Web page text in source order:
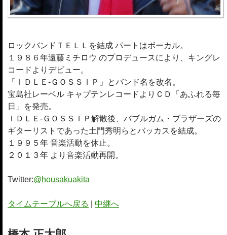
ロックバンドＴＥＬＬを結成 パートはボーカル。
１９８６年遠藤ミチロウ のプロデュースにより、キングレ
コードよりデビュー。
「ＩＤＬＥ-ＧＯＳＳＩＰ」とバンド名を改名。
宝島社レーベル キャプテンレコードよりＣＤ「あふれる毎
日」を発売。
ＩＤＬＥ-ＧＯＳＳＩＰ解散後、バブルガム・ブラザーズの
ギターリストであった土門秀明らとバッカスを結成。
１９９５年 音楽活動を休止。
２０１３年 より音楽活動再開。
Twitter:@housakuakita
タイムテーブルへ戻る 中継へ